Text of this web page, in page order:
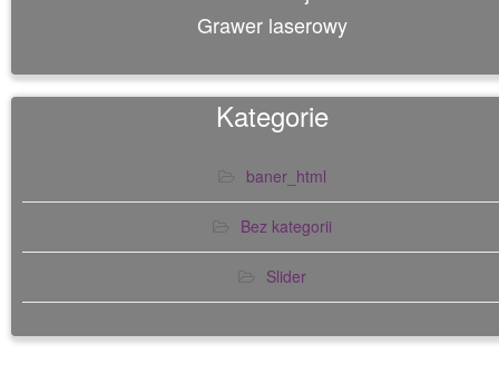
Grawer laserowy
Kategorie
baner_html
Bez kategorii
Slider